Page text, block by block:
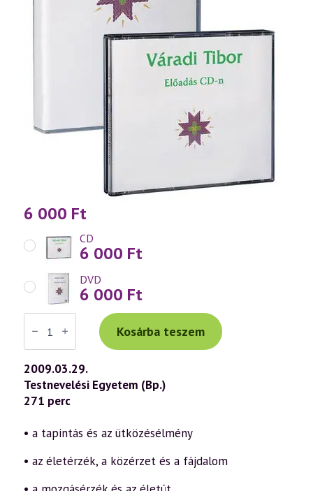
6 000 Ft
CD
6 000 Ft
DVD
6 000 Ft
Váradi
Tibor
előadás
(515)
—
Világismeret
és
önismeret
a
érzékszerv
által
mennyiség
Kosárba teszem
2009.03.29.
Testnevelési Egyetem (Bp.)
271 perc
• a tapintás és az ütközésélmény
• az életérzék, a közérzet és a fájdalom